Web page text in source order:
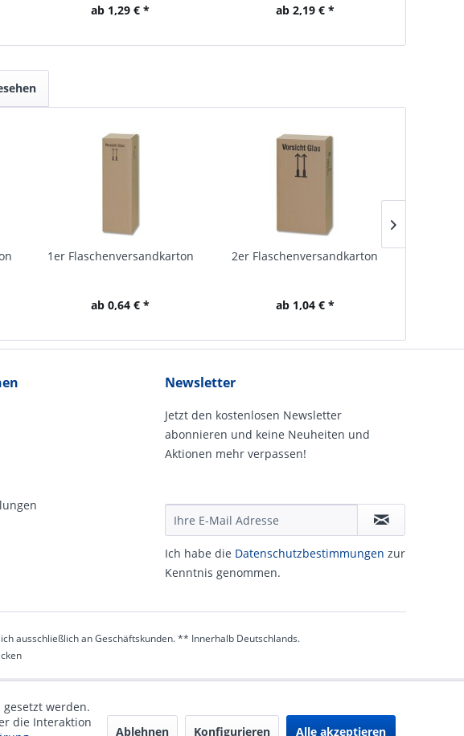
ab 1,29 € * ab 2,19 € *
1er Flaschenversandkarton
ab 0,64 € *
2er Flaschenversandkarton
ab 1,04 € *
Newsletter
Jetzt den kostenlosen Newsletter
abonnieren und keine Neuheiten und
Aktionen mehr verpassen!
Ich habe die Daten­schutz­be­stim­mungen zur
Kennt­nis genommen.
ausschließlich an Geschäftskunden. ** Innerhalb Deutschlands.
werden.
die Interaktion
Ablehnen Konfigurieren Alle akzeptieren